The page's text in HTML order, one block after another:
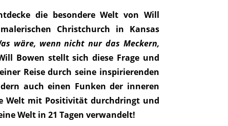
die besondere Welt von Will
Christchurch in Kansas
wäre, wenn nicht nur das Meckern,
Bowen stellt sich diese Frage und
Reise durch seine inspirierenden
auch einen Funken der inneren
Welt mit Positivität durchdringt und
Welt in 21 Tagen verwandelt!